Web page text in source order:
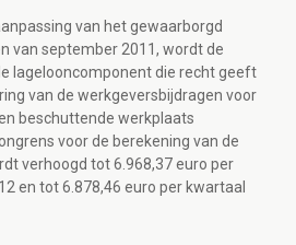
van het gewaarborgd
van september 2011, wordt de
lagelooncomponent die recht geeft
van de werkgeversbijdragen voor
beschuttende werkplaats
voor de berekening van de
verhoogd tot 6.968,37 euro per
en tot 6.878,46 euro per kwartaal